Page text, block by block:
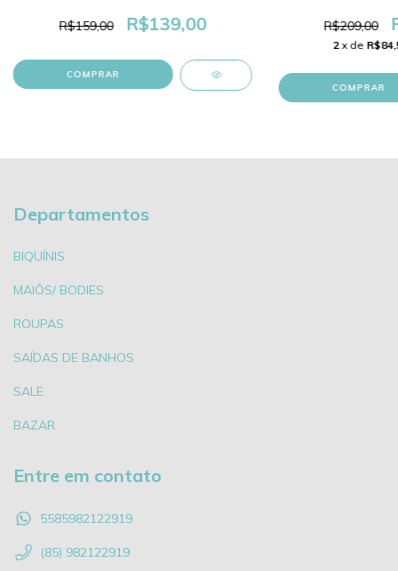
R$159,00 R$139,00
COMPRAR
R$209,00
2 x de
COMPRAR
Departamentos
BIQUÍNIS
MAIÔS/ BODIES
ROUPAS
SAÍDAS DE BANHOS
SALE
BAZAR
Entre em contato
5585982122919
(85) 982122919